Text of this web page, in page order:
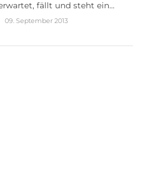
fällt und steht ein…
09. September 2013